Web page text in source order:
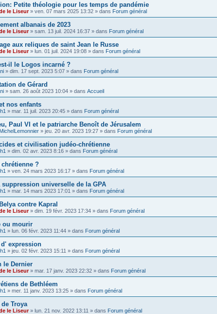
Petite théologie pour les temps de pandémie
le Liseur» ven. 07 mars 2025 13:32 » dans Forum général
albanais de 2023
le Liseur» sam. 13 juil. 2024 16:37 » dans Forum général
aux reliques de saint Jean le Russe
le Liseur» lun. 01 juil. 2024 19:08 » dans Forum général
il le Logos incarné ?
» dim. 17 sept. 2023 5:07 » dans Forum général
de Gérard
» sam. 26 août 2023 10:04 » dans Accueil
nos enfants
» mar. 11 juil. 2023 20:45 » dans Forum général
Paul VI et le patriarche Benoît de Jérusalem
» jeu. 20 avr. 2023 19:27 » dans Forum général
et civilisation judéo-chrétienne
» dim. 02 avr. 2023 8:16 » dans Forum général
chrétienne ?
» ven. 24 mars 2023 16:17 » dans Forum général
suppression universelle de la GPA
» mar. 14 mars 2023 17:01 » dans Forum général
contre Kapral
le Liseur» dim. 19 févr. 2023 17:34 » dans Forum général
ou mourir
» lun. 06 févr. 2023 11:44 » dans Forum général
expression
» jeu. 02 févr. 2023 15:11 » dans Forum général
le Dernier
le Liseur» mar. 17 janv. 2023 22:32 » dans Forum général
de Bethléem
» mer. 11 janv. 2023 13:25 » dans Forum général
Troya
le Liseur» lun. 21 nov. 2022 13:11 » dans Forum général